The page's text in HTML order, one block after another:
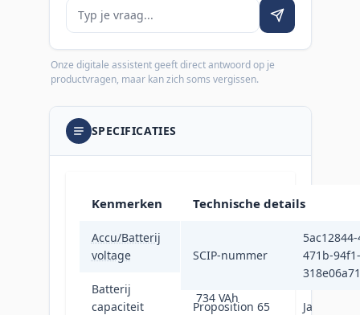
Je vraag
Onze digitale assistent geeft direct antwoord op je
productvragen, maar kan zich soms vergissen.
SPECIFICATIES
Kenmerken
Accu/Batterij
voltage
Batterij
capaciteit
734 VAh
Technische details
SCIP-nummer
471b-94f1-
Proposition 65 Ja